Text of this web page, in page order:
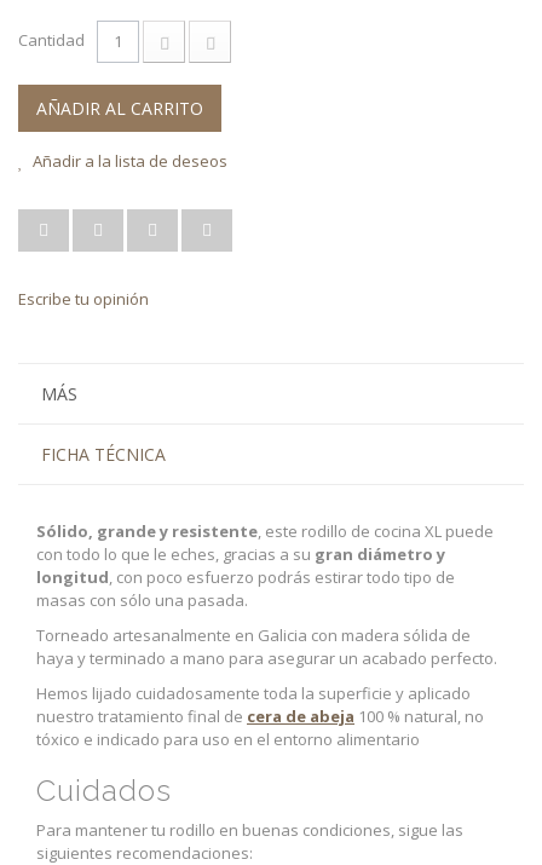
Cantidad
AÑADIR AL CARRITO
Añadir a la lista de deseos
Escribe tu opinión
MÁS
FICHA TÉCNICA
Sólido, grande y resistente, este rodillo de cocina XL puede
con todo lo que le eches, gracias a su gran diámetro y
longitud, con poco esfuerzo podrás estirar todo tipo de
masas con sólo una pasada.
Torneado artesanalmente en Galicia con madera sólida de
haya y terminado a mano para asegurar un acabado perfecto.
Hemos lijado cuidadosamente toda la superficie y aplicado
nuestro tratamiento final de cera de abeja 100 % natural, no
tóxico e indicado para uso en el entorno alimentario
Cuidados
Para mantener tu rodillo en buenas condiciones, sigue las
siguientes recomendaciones: